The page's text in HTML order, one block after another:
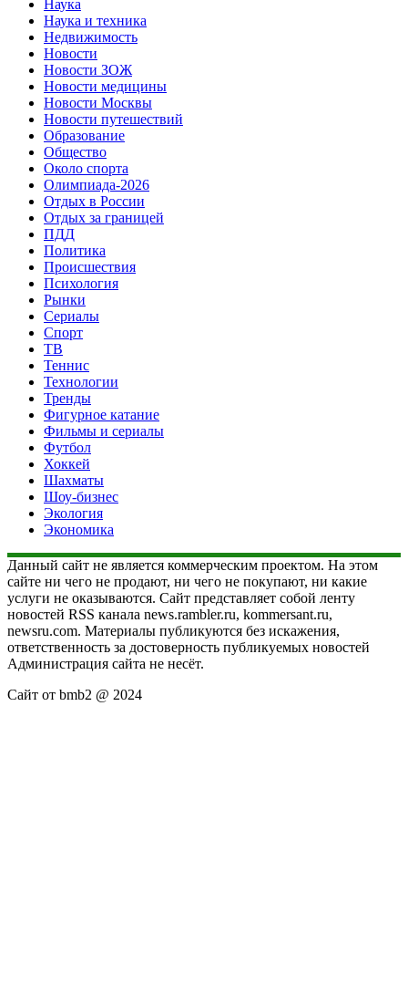
Наука
Наука и техника
Недвижимость
Новости
Новости ЗОЖ
Новости медицины
Новости Москвы
Новости путешествий
Образование
Общество
Около спорта
Олимпиада-2026
Отдых в России
Отдых за границей
ПДД
Политика
Происшествия
Психология
Рынки
Сериалы
Спорт
ТВ
Теннис
Технологии
Тренды
Фигурное катание
Фильмы и сериалы
Футбол
Хоккей
Шахматы
Шоу-бизнес
Экология
Экономика
Данный сайт не является коммерческим проектом. На этом
сайте ни чего не продают, ни чего не покупают, ни какие
услуги не оказываются. Сайт представляет собой ленту
новостей RSS канала news.rambler.ru, kommersant.ru,
newsru.com. Материалы публикуются без искажения,
ответственность за достоверность публикуемых новостей
Администрация сайта не несёт.
Сайт от bmb2 @ 2024